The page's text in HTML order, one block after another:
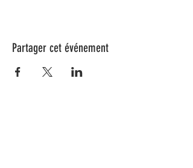
Partager cet événement